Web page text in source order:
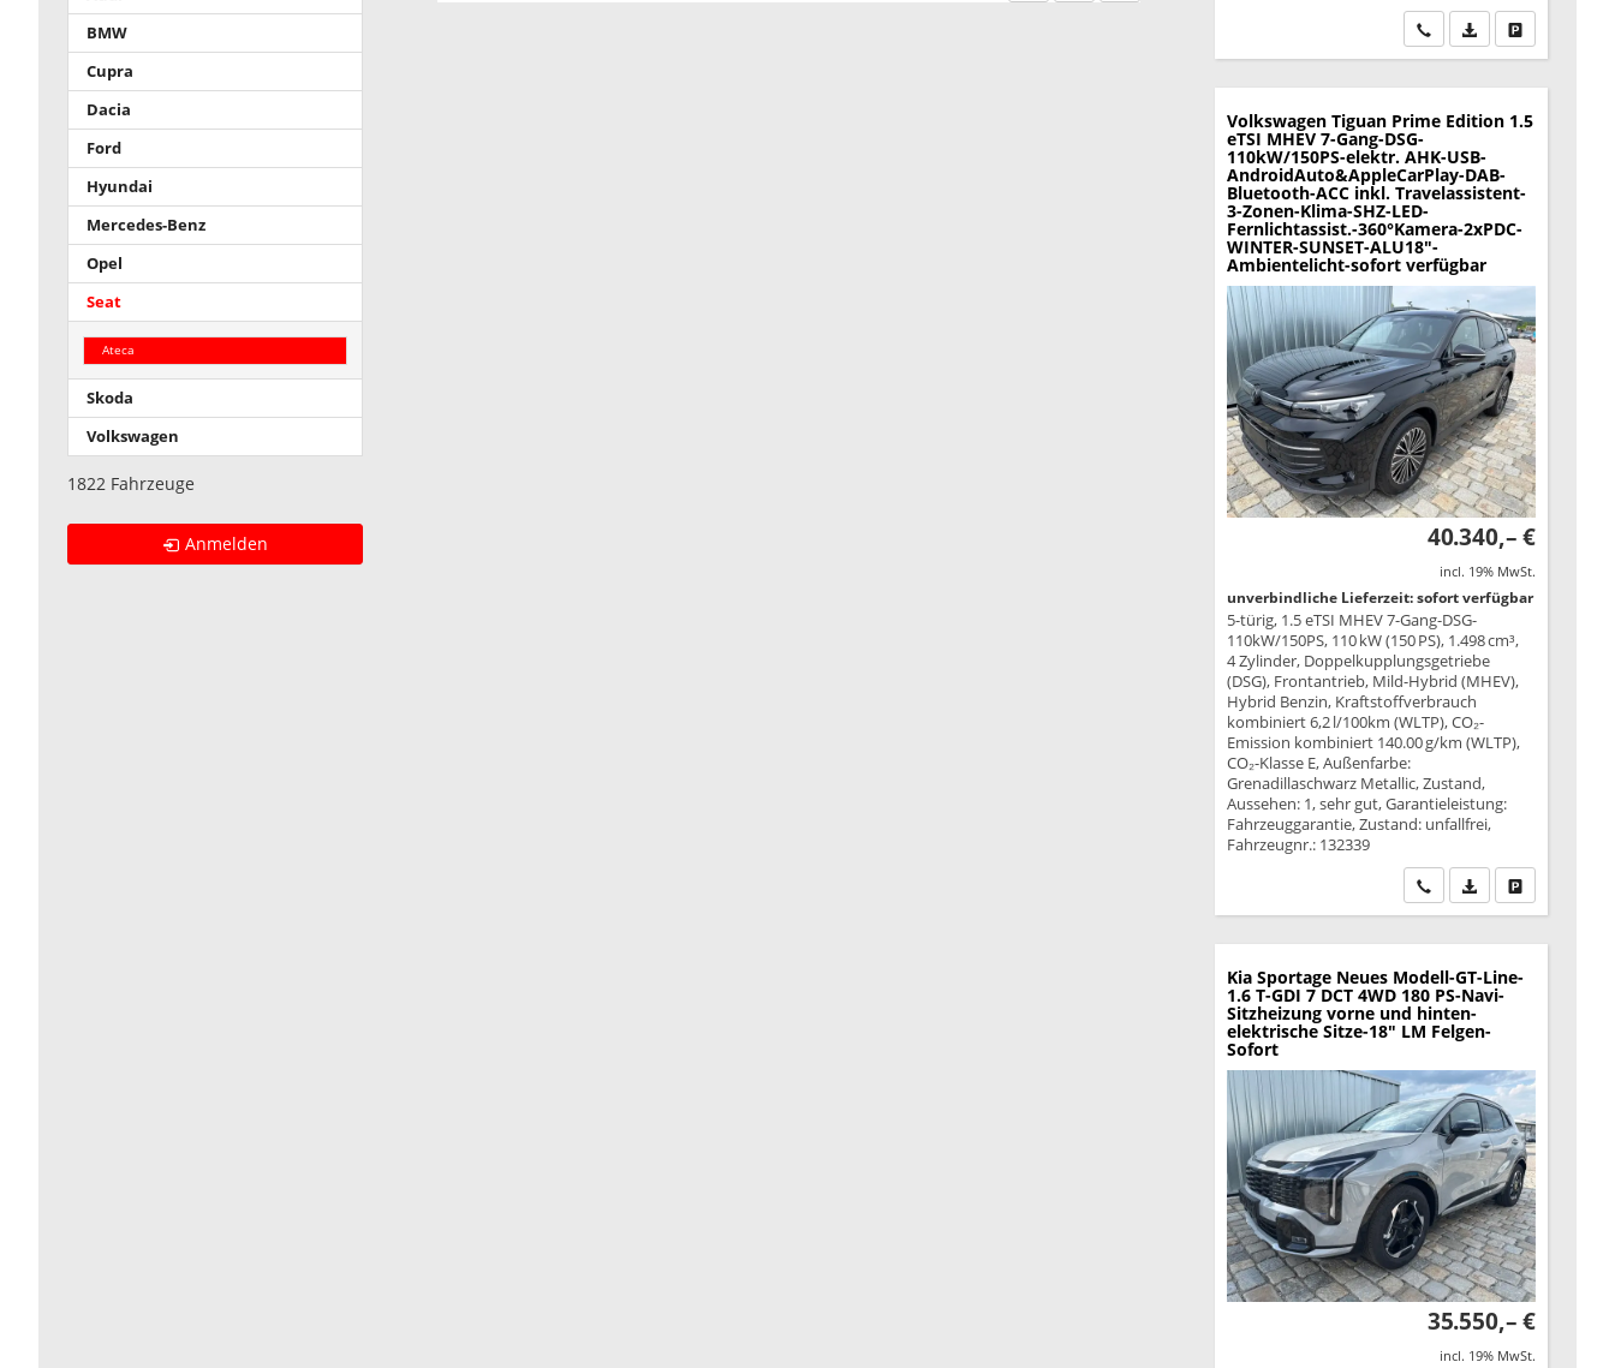
BMW
Cupra
Dacia
Ford
Hyundai
Mercedes-Benz
Opel
Seat
Ateca
Skoda
Volkswagen
1822 Fahrzeuge
Anmelden
Wir rufen Sie an
PDF-Datei,Drucken,
Volkswagen Tiguan Prime Edition 1.5
eTSI MHEV 7-Gang-DSG-
110kW/150PS-elektr. AHK-USB-
AndroidAuto&AppleCarPlay-DAB-
Bluetooth-ACC inkl. Travelassistent-
3-Zonen-Klima-SHZ-LED-
Fernlichtassist.-360°Kamera-2xPDC-
WINTER-SUNSET-ALU18"-
Ambientelicht-sofort verfügbar
40.340,– €
incl. 19% MwSt.
unverbindliche Lieferzeit: sofort verfügbar
5-türig, 1.5 eTSI MHEV 7-Gang-DSG-
110kW/150PS, 110 kW (150 PS), 1.498 cm³,
4 Zylinder, Doppelkupplungsgetriebe
(DSG), Frontantrieb, Mild-Hybrid (MHEV),
Hybrid Benzin, Kraftstoffverbrauch
kombiniert 6,2 l/100km (WLTP), CO₂-
Emission kombiniert 140.00 g/km (WLTP),
CO₂-Klasse E, Außenfarbe:
Grenadillaschwarz Metallic, Zustand,
Aussehen: 1, sehr gut, Garantieleistung:
Fahrzeuggarantie, Zustand: unfallfrei,
Fahrzeugnr.: 132339
Wir rufen Sie an
PDF-Datei,Drucken,
Kia Sportage Neues Modell-GT-Line-
1.6 T-GDI 7 DCT 4WD 180 PS-Navi-
Sitzheizung vorne und hinten-
elektrische Sitze-18" LM Felgen-
Sofort
35.550,– €
incl. 19% MwSt.